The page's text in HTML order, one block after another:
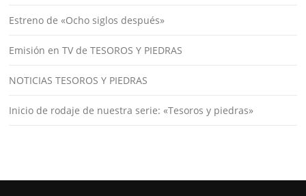
Estreno de «Ocho siglos después»
Emisión en TV de TESOROS Y PIEDRAS
NOTICIAS TESOROS Y PIEDRAS
Inicio de rodaje de nuestra serie: «Tesoros y piedras»